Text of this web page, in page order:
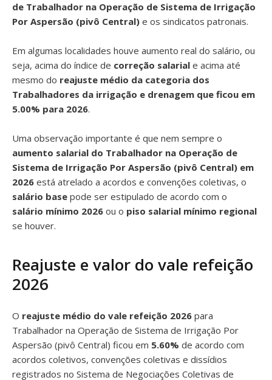
de Trabalhador na Operação de Sistema de Irrigação
Por Aspersão (pivô Central) e os sindicatos patronais.
Em algumas localidades houve aumento real do salário, ou
seja, acima do índice de correção salarial e acima até
mesmo do reajuste médio da categoria dos
Trabalhadores da irrigação e drenagem que ficou em
5.00% para 2026.
Uma observação importante é que nem sempre o
aumento salarial do Trabalhador na Operação de
Sistema de Irrigação Por Aspersão (pivô Central) em
2026 está atrelado a acordos e convenções coletivas, o
salário base pode ser estipulado de acordo com o
salário mínimo 2026 ou o piso salarial mínimo regional
se houver.
Reajuste e valor do vale refeição
2026
O reajuste médio do vale refeição 2026 para
Trabalhador na Operação de Sistema de Irrigação Por
Aspersão (pivô Central) ficou em 5.60% de acordo com
acordos coletivos, convenções coletivas e dissídios
registrados no Sistema de Negociações Coletivas de